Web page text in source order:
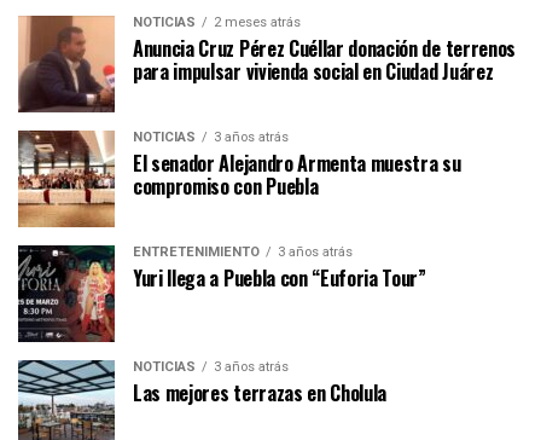
NOTICIAS 2 meses atrás
Anuncia Cruz Pérez Cuéllar donación de terrenos
para impulsar vivienda social en Ciudad Juárez
NOTICIAS 3 años atrás
El senador Alejandro Armenta muestra su
compromiso con Puebla
ENTRETENIMIENTO 3 años atrás
Yuri llega a Puebla con “Euforia Tour”
NOTICIAS 3 años atrás
Las mejores terrazas en Cholula